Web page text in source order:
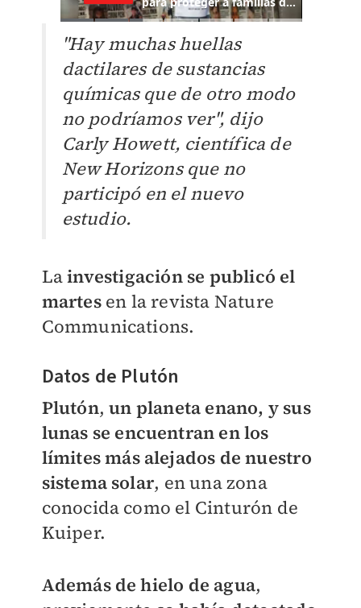
"Hay muchas huellas
dactilares de sustancias
químicas que de otro modo
no podríamos ver", dijo
Carly Howett, científica de
New Horizons que no
participó en el nuevo
estudio.
Lainvestigación se publicó el
martesen la revista Nature
Communications.
Datos de Plutón
Plutón, un planeta enano, y sus
lunas se encuentran en los
límites más alejados de nuestro
sistema solar, en una zona
conocida como el Cinturón de
Kuiper.
Además de hielo de agua,